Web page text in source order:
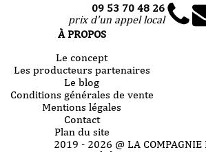
09 53 70 48 26
prix d'un appel local
À PROPOS
Le concept
Les producteurs partenaires
Le blog
Conditions générales de vente
Mentions légales
Contact
Plan du site
2019 - 2026 @ LA